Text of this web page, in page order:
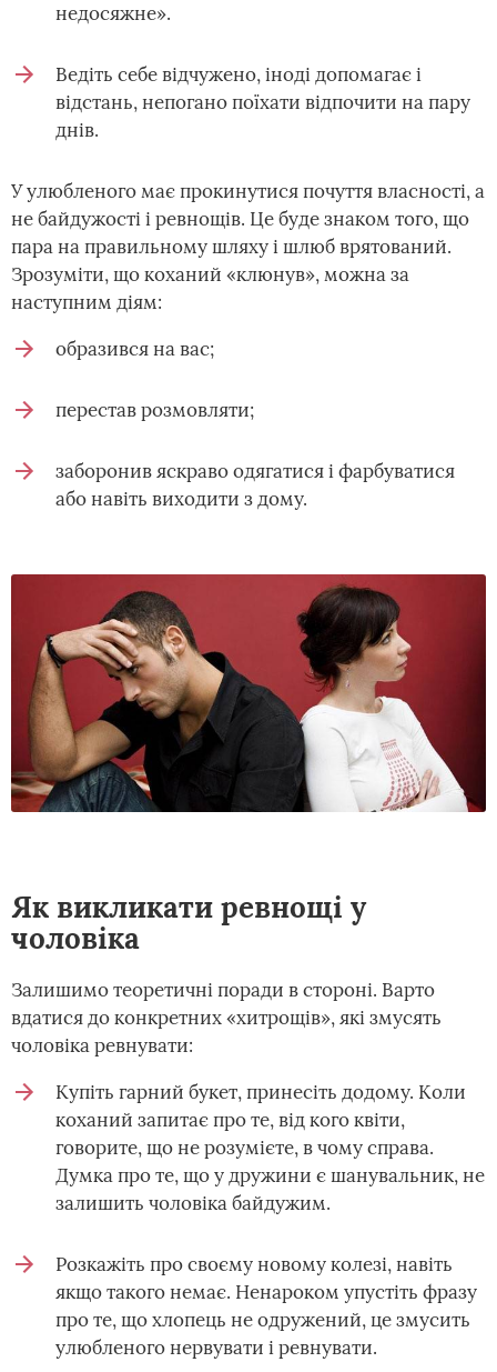
недосяжне».
Ведіть себе відчужено, іноді допомагає і
відстань, непогано поїхати відпочити на пару
днів.
У улюбленого має прокинутися почуття власності, а
не байдужості і ревнощів. Це буде знаком того, що
пара на правильному шляху і шлюб врятований.
Зрозуміти, що коханий «клюнув», можна за
наступним діям:
образився на вас;
перестав розмовляти;
заборонив яскраво одягатися і фарбуватися
або навіть виходити з дому.
Як викликати ревнощі у
чоловіка
Залишимо теоретичні поради в стороні. Варто
вдатися до конкретних «хитрощів», які змусять
чоловіка ревнувати:
Купіть гарний букет, принесіть додому. Коли
коханий запитає про те, від кого квіти,
говорите, що не розумієте, в чому справа.
Думка про те, що у дружини є шанувальник, не
залишить чоловіка байдужим.
Розкажіть про своєму новому колезі, навіть
якщо такого немає. Ненароком упустіть фразу
про те, що хлопець не одружений, це змусить
улюбленого нервувати і ревнувати.